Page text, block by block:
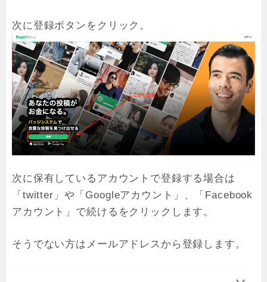
次に登録ボタンをクリック。
次に保有しているアカウントで登録する場合は
「twitter」や「Googleアカウント」、「Facebook
アカウント」で続けるをクリックします。
そうでない方はメールアドレスから登録します。